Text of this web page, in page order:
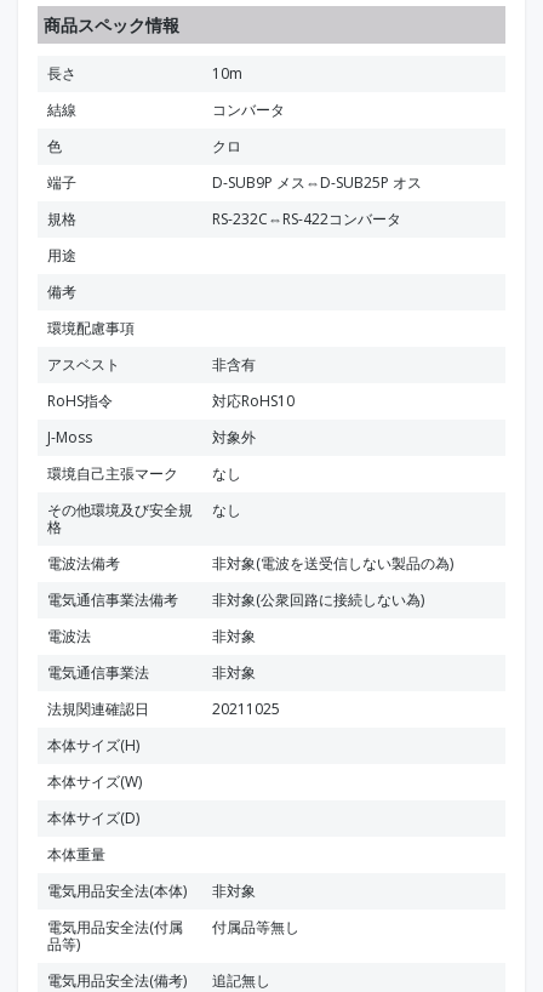
商品スペック情報
長さ
10m
結線
コンバータ
色
クロ
端子
D-SUB9P メス⇔D-SUB25P オス
規格
RS-232C⇔RS-422コンバータ
用途
備考
環境配慮事項
アスベスト
非含有
RoHS指令
対応RoHS10
J-Moss
対象外
環境自己主張マーク
なし
その他環境及び安全規
格
なし
電波法備考
非対象(電波を送受信しない製品の為)
電気通信事業法備考
非対象(公衆回路に接続しない為)
電波法
非対象
電気通信事業法
非対象
法規関連確認日
20211025
本体サイズ(H)
本体サイズ(W)
本体サイズ(D)
本体重量
電気用品安全法(本体)
非対象
電気用品安全法(付属
品等)
付属品等無し
電気用品安全法(備考) 追記無し